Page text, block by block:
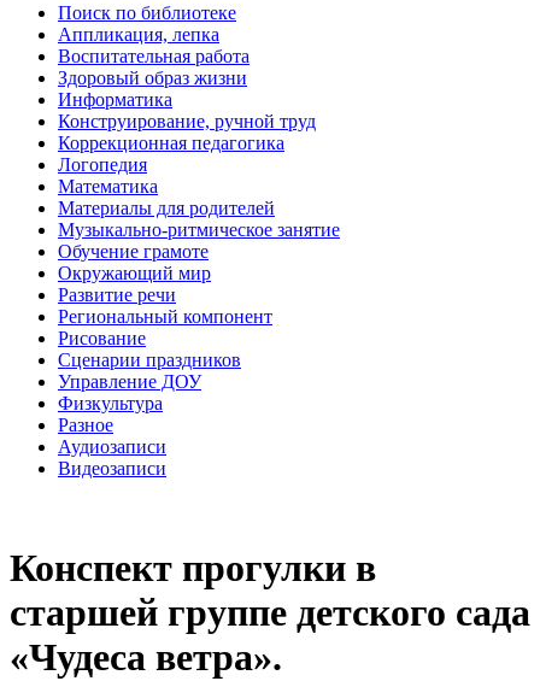
Поиск по библиотеке
Аппликация, лепка
Воспитательная работа
Здоровый образ жизни
Информатика
Конструирование, ручной труд
Коррекционная педагогика
Логопедия
Математика
Материалы для родителей
Музыкально-ритмическое занятие
Обучение грамоте
Окружающий мир
Развитие речи
Региональный компонент
Рисование
Сценарии праздников
Управление ДОУ
Физкультура
Разное
Аудиозаписи
Видеозаписи
Конспект прогулки в
старшей группе детского сада
«Чудеса ветра».